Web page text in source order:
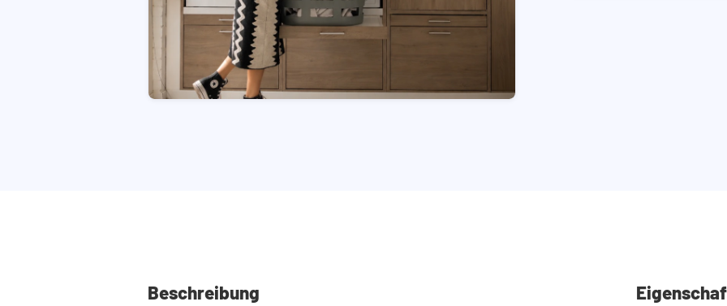
Beschreibung